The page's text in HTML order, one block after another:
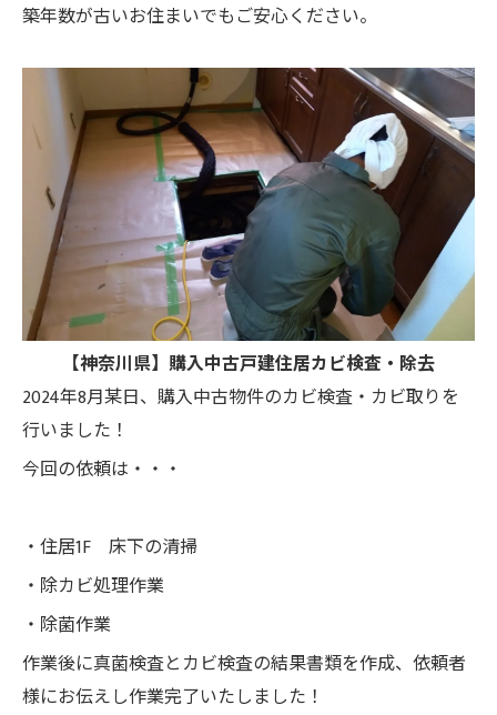
築年数が古いお住まいでもご安心ください。
【神奈川県】購入中古戸建住居カビ検査・除去
2024年8月某日、購入中古物件のカビ検査・カビ取りを
行いました！
今回の依頼は・・・
・住居1F 床下の清掃
・除カビ処理作業
・除菌作業
作業後に真菌検査とカビ検査の結果書類を作成、依頼者
様にお伝えし作業完了いたしました！